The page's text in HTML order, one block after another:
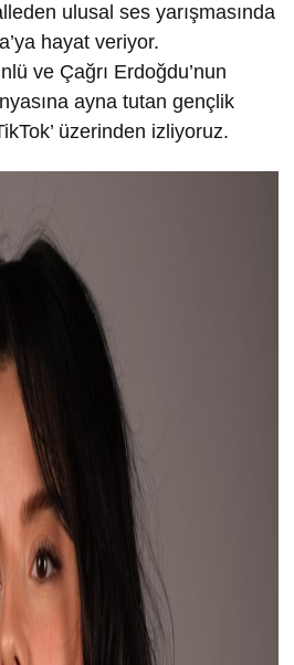
ulusal ses yarışmasında
hayat veriyor.
ve Çağrı Erdoğdu’nun
ayna tutan gençlik
üzerinden izliyoruz.